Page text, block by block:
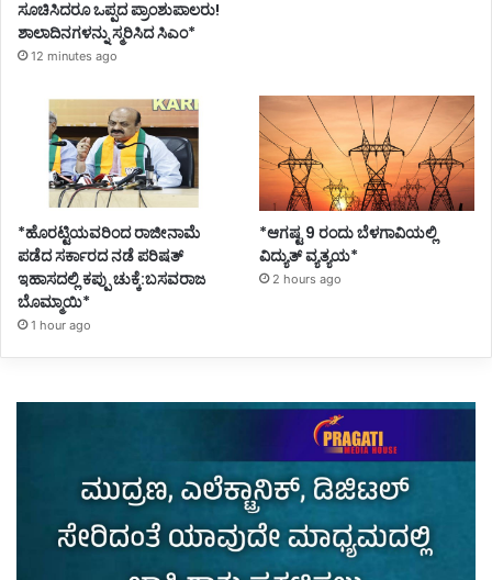
ಸೂಚಿಸಿದರೂ ಒಪ್ಪದ ಪ್ರಾಂಶುಪಾಲರು!
ಶಾಲಾದಿನಗಳನ್ನು ಸ್ಮರಿಸಿದ ಸಿಎಂ*
12 minutes ago
*ಹೊರಟ್ಟಿಯವರಿಂದ ರಾಜೀನಾಮೆ
ಪಡೆದ ಸರ್ಕಾರದ ನಡೆ ಪರಿಷತ್
ಇಹಾಸದಲ್ಲಿ ಕಪ್ಪು ಚುಕ್ಕೆ:ಬಸವರಾಜ
ಬೊಮ್ಮಾಯಿ*
1 hour ago
*ಆಗಷ್ಟ 9 ರಂದು ಬೆಳಗಾವಿಯಲ್ಲಿ
ವಿದ್ಯುತ್ ವ್ಯತ್ಯಯ*
2 hours ago